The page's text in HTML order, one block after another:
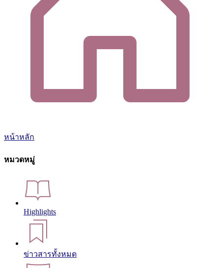
หน้าหลัก
หมวดหมู่
Highlights
ข่าวสารทั้งหมด